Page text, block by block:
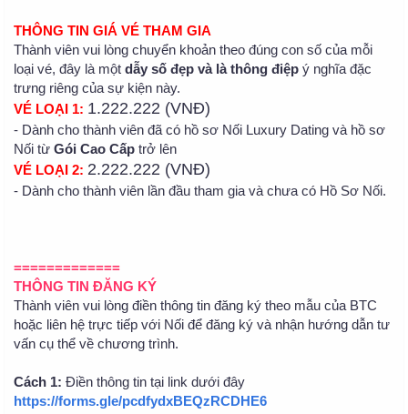
THÔNG TIN GIÁ VÉ THAM GIA
Thành viên vui lòng chuyển khoản theo đúng con số của mỗi
loại vé, đây là một dẫy số đẹp và là thông điệp ý nghĩa đặc
trưng riêng của sự kiện này.
VÉ LOẠI 1: 1.222.222 (VNĐ)
- Dành cho thành viên đã có hồ sơ Nối Luxury Dating và hồ sơ
Nối từ Gói Cao Cấp trở lên
VÉ LOẠI 2: 2.222.222 (VNĐ)
- Dành cho thành viên lần đầu tham gia và chưa có Hồ Sơ Nối.
=============
THÔNG TIN ĐĂNG KÝ
Thành viên vui lòng điền thông tin đăng ký theo mẫu của BTC
hoặc liên hệ trực tiếp với Nối để đăng ký và nhận hướng dẫn tư
vấn cụ thể về chương trình.
Cách 1: Điền thông tin tại link dưới đây
https://forms.gle/pcdfydxBEQzRCDHE6